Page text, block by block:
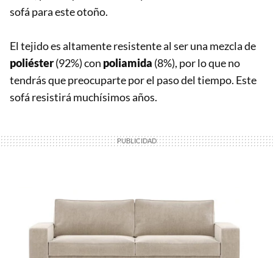
sofá para este otoño.
El tejido es altamente resistente al ser una mezcla de
poliéster(92%) con poliamida (8%), por lo que no
tendrás que preocuparte por el paso del tiempo. Este
sofá resistirá muchísimos años.